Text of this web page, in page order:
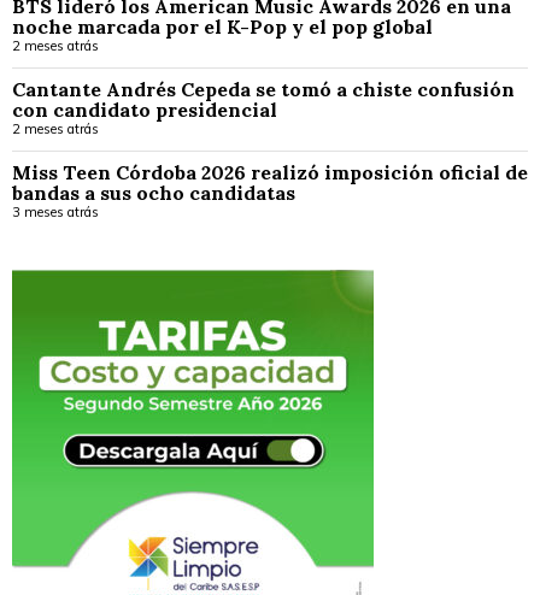
BTS lideró los American Music Awards 2026 en una
noche marcada por el K-Pop y el pop global
2 meses atrás
Cantante Andrés Cepeda se tomó a chiste confusión
con candidato presidencial
2 meses atrás
Miss Teen Córdoba 2026 realizó imposición oficial de
bandas a sus ocho candidatas
3 meses atrás